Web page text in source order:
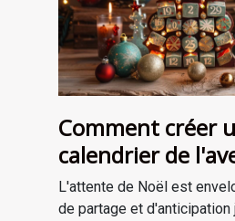
Comment créer
calendrier de
pour attendre
L'attente de Noël est
de partage et d'anticipation